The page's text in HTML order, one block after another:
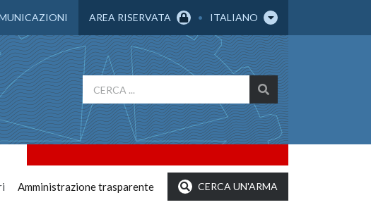
AREA RISERVATA ITALIANO
Amministrazione trasparente CERCA UN'ARMA